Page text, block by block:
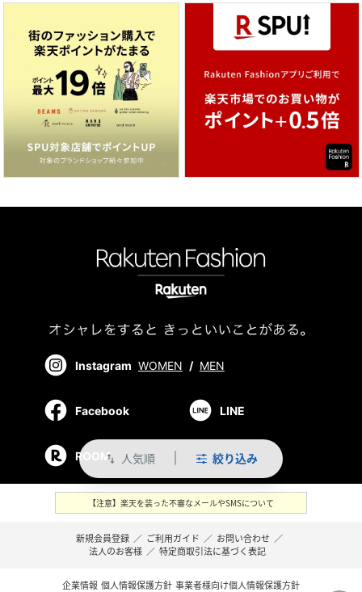
swap_vert 人気順 絞り込み
Instagram WOMEN / MEN
Facebook LINE
ROOM
【注意】楽天を装った不審なメールやSMSについて
新規会員登録 ／ ご利用ガイド ／ お問い合わせ ／
法人のお客様 ／ 特定商取引法に基づく表記
企業情報 個人情報保護方針 事業者様向け個人情報保護方針